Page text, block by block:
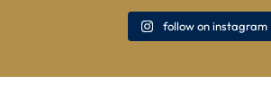
follow on instagram